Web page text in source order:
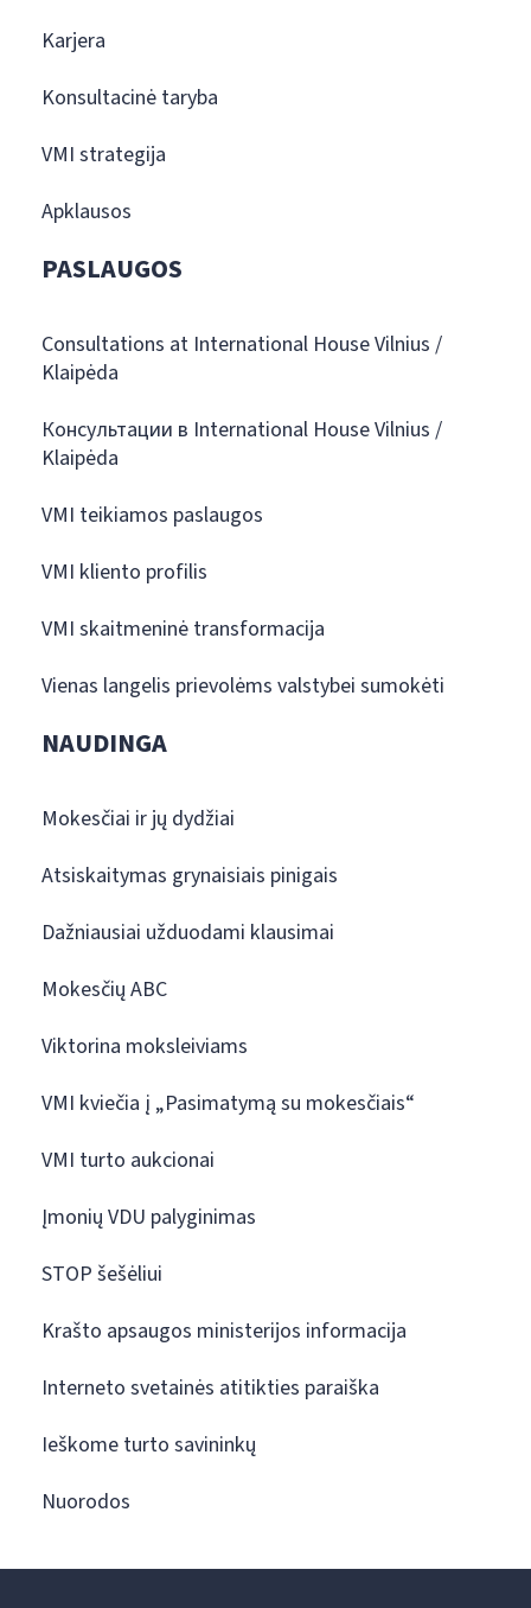
Karjera
Konsultacinė taryba
VMI strategija
Apklausos
PASLAUGOS
Consultations at International House Vilnius /
Klaipėda
Консультации в International House Vilnius /
Klaipėda
VMI teikiamos paslaugos
VMI kliento profilis
VMI skaitmeninė transformacija
Vienas langelis prievolėms valstybei sumokėti
NAUDINGA
Mokesčiai ir jų dydžiai
Atsiskaitymas grynaisiais pinigais
Dažniausiai užduodami klausimai
Mokesčių ABC
Viktorina moksleiviams
VMI kviečia į „Pasimatymą su mokesčiais“
VMI turto aukcionai
Įmonių VDU palyginimas
STOP šešėliui
Krašto apsaugos ministerijos informacija
Interneto svetainės atitikties paraiška
Ieškome turto savininkų
Nuorodos